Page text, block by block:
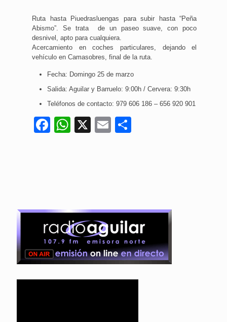
Ruta hasta Piuedrasluengas para subir hasta “Peña
Abismo”. Se trata de un paseo suave, con poco
desnivel, apto para cualquiera.
Acercamiento en coches particulares, dejando el
vehículo en Camasobres, final de la ruta.
Fecha: Domingo 25 de marzo
Salida: Aguilar y Barruelo: 9:00h / Cervera: 9:30h
Teléfonos de contacto: 979 606 186 – 656 920 901
Facebook
WhatsApp
X Email